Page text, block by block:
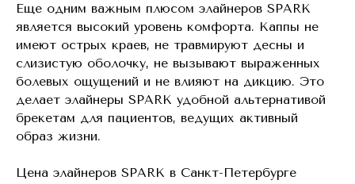
Еще одним важным плюсом элайнеров SPARK
является высокий уровень комфорта. Каппы не
имеют острых краев, не травмируют десны и
слизистую оболочку, не вызывают выраженных
болевых ощущений и не влияют на дикцию. Это
делает элайнеры SPARK удобной альтернативой
брекетам для пациентов, ведущих активный
образ жизни.
Цена элайнеров SPARK в Санкт-Петербурге